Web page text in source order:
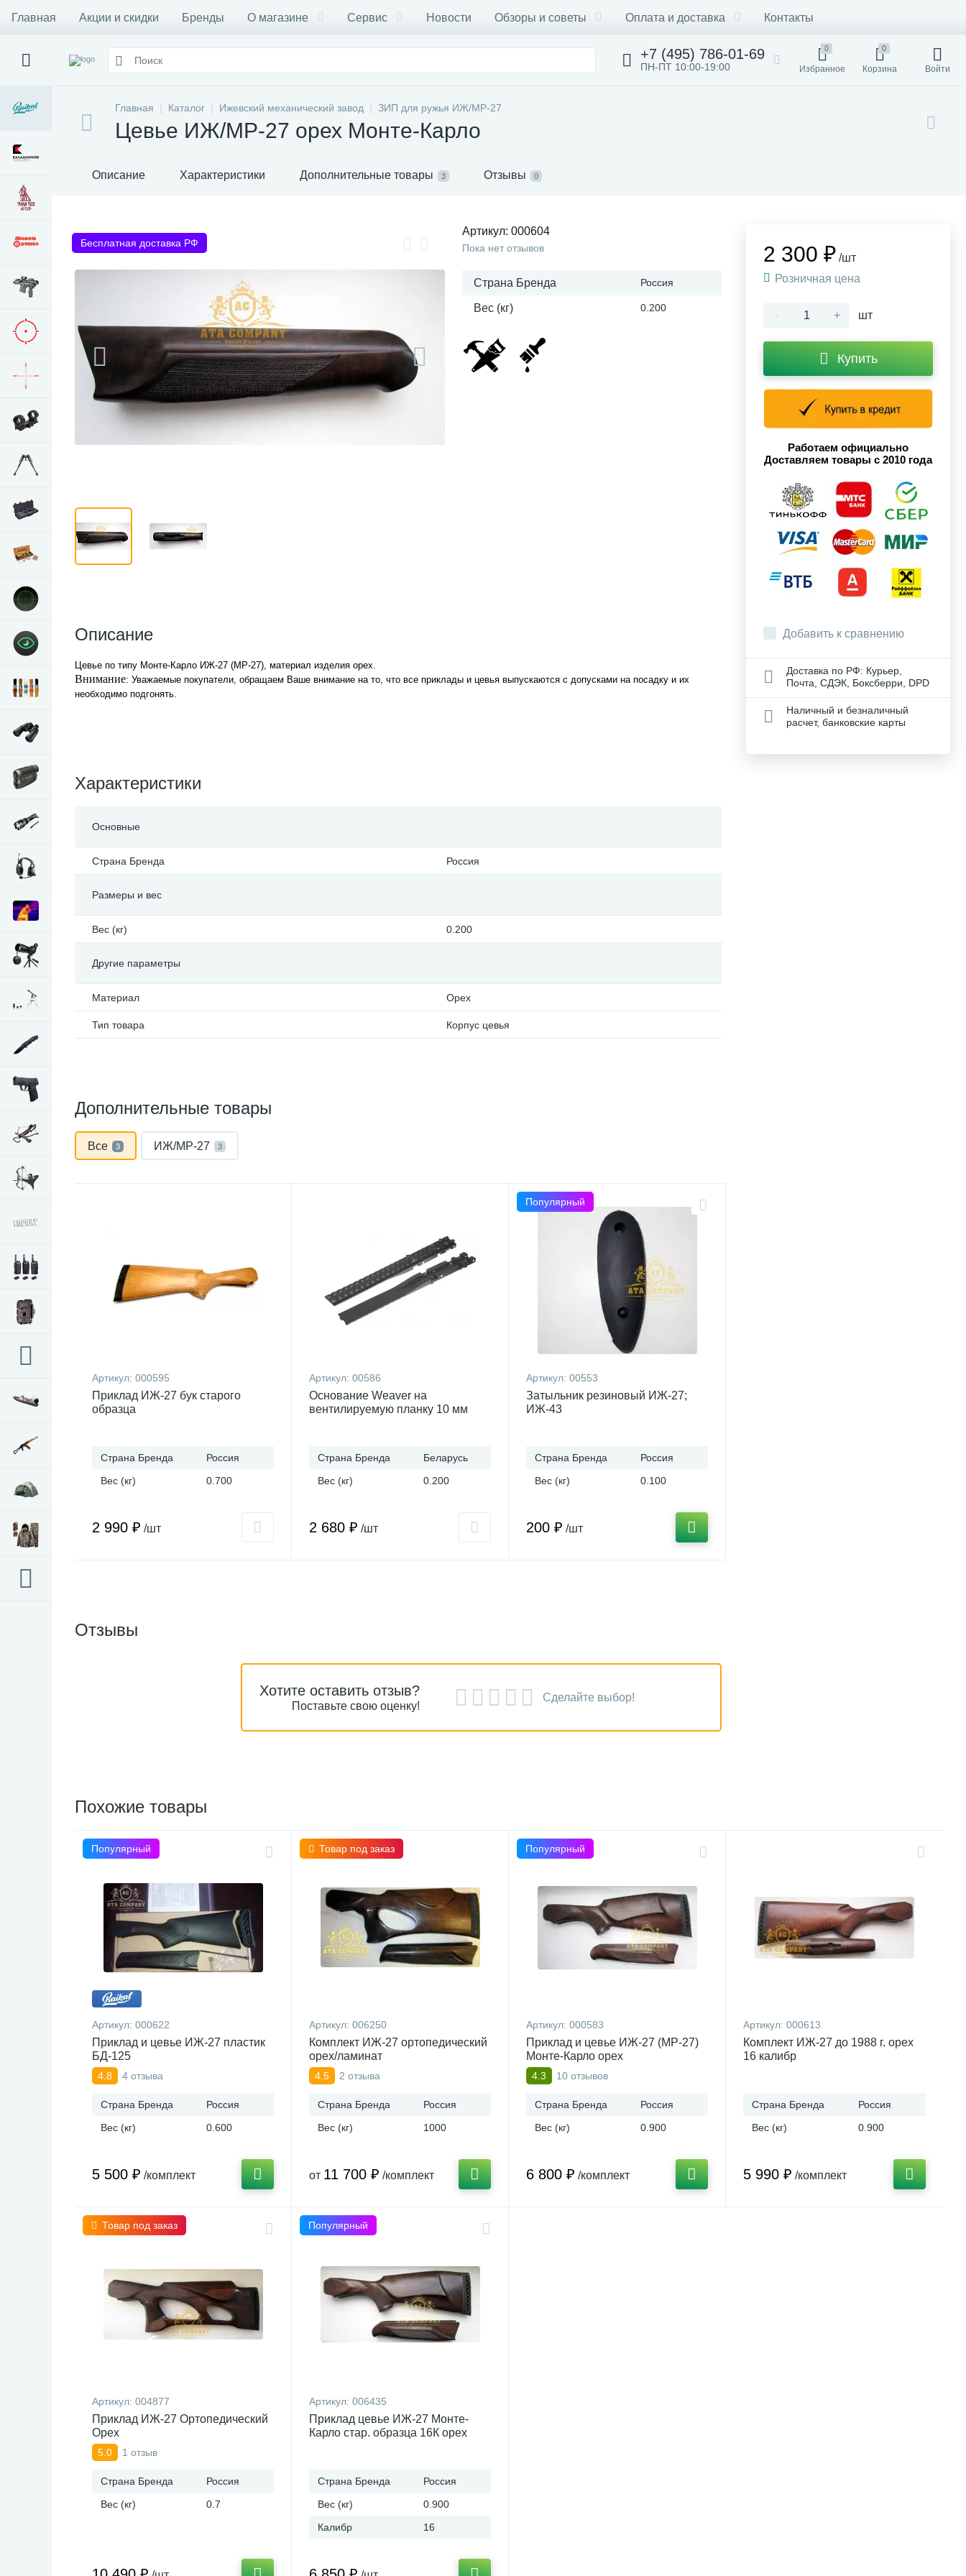
Главная Акции и скидки Бренды О магазине Сервис Новости Обзоры и советы Оплата и доставка Контакты
+7 (495) 786-01-69
ПН-ПТ 10:00-19:00
0
Избранное
0
Корзина Войти
Главная Каталог Ижевский механический завод ЗИП для ружья ИЖ/МР-27
Цевье ИЖ/МР-27 орех Монте-Карло
Описание Характеристики Дополнительные товары 3 Отзывы 0
Бесплатная доставка РФ
Артикул: 000604
Пока нет отзывов
Страна Бренда Россия
Вес (кг) 0.200
Описание
Цевье по типу Монте-Карло ИЖ-27 (МР-27), материал изделия орех.
Внимание: Уважаемые покупатели, обращаем Ваше внимание на то, что все приклады и цевья выпускаются с допусками на посадку и их
необходимо подгонять.
Характеристики
Основные
Страна Бренда Россия
Размеры и вес
Вес (кг) 0.200
Другие параметры
Материал Орех
Тип товара Корпус цевья
2 300 ₽ /шт
Розничная цена
- + шт
Купить
Работаем официально
Доставляем товары с 2010 года
Добавить к сравнению
Доставка по РФ: Курьер,
Почта, СДЭК, Боксберри, DPD
Наличный и безналичный
расчет, банковские карты
Дополнительные товары
Все 3 ИЖ/МР-27 3
Артикул: 000595
Приклад ИЖ-27 бук старого
образца
Страна Бренда
Россия
Вес (кг)
0.700
2 990 ₽ /шт
Артикул: 00586
Основание Weaver на
вентилируемую планку 10 мм
Страна Бренда
Беларусь
Вес (кг)
0.200
2 680 ₽ /шт
Популярный
Артикул: 00553
Затыльник резиновый ИЖ-27;
ИЖ-43
Страна Бренда
Россия
Вес (кг)
0.100
200 ₽ /шт
Отзывы
Хотите оставить отзыв?
Поставьте свою оценку!
Сделайте выбор!
Похожие товары
Популярный
Артикул: 000622
Приклад и цевье ИЖ-27 пластик
БД-125
4.8 4 отзыва
Страна Бренда
Россия
Вес (кг)
0.600
5 500 ₽ /комплект
Товар под заказ
Артикул: 006250
Комплект ИЖ-27 ортопедический
орех/ламинат
4.5 2 отзыва
Страна Бренда
Россия
Вес (кг)
1000
от 11 700 ₽ /комплект
Популярный
Артикул: 000583
Приклад и цевье ИЖ-27 (МР-27)
Монте-Карло орех
4.3 10 отзывов
Страна Бренда
Россия
Вес (кг)
0.900
6 800 ₽ /комплект
Артикул: 000613
Комплект ИЖ-27 до 1988 г. орех
16 калибр
Страна Бренда
Россия
Вес (кг)
0.900
5 990 ₽ /комплект
Товар под заказ
Артикул: 004877
Приклад ИЖ-27 Ортопедический
Орех
5.0 1 отзыв
Страна Бренда
Россия
Вес (кг)
0.7
Популярный
Артикул: 006435
Приклад цевье ИЖ-27 Монте-
Карло стар. образца 16К орех
Страна Бренда
Россия
Вес (кг)
0.900
Калибр
16